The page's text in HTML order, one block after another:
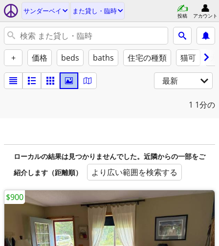
サンダーベイ また貸し・臨時
投稿 アカウント
+ 価格 beds baths 住宅の種類 猫可
最新
1 1分の
ローカルの結果は見つかりませんでした。近隣からの一部をご
紹介します（距離順）
より広い範囲を検索する
$900